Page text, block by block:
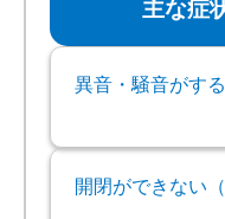
主な症
異音・騒音がする
開閉ができない